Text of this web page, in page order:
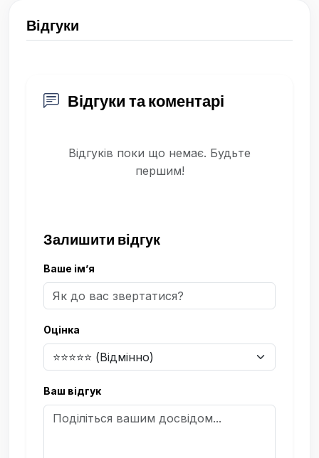
Відгуки
Відгуки та коментарі
Відгуків поки що немає. Будьте
першим!
Залишити відгук
Ваше ім’я
Оцінка
Ваш відгук